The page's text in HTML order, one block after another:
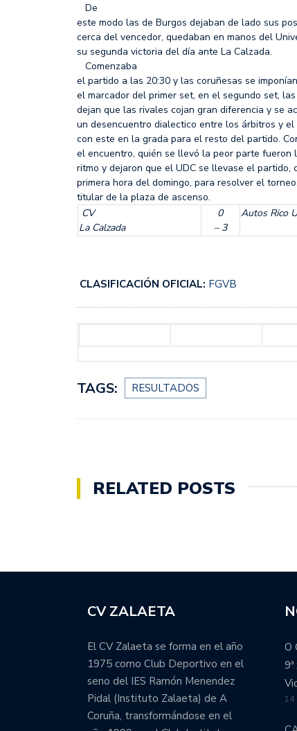
De
este modo las de Burgos dejaban de lado sus
cerca del vencedor, quedaban en manos del
su segunda victoria del día ante La Calzada.
Comenzaba
el partido a las 20:30 y las coruñesas se
el marcador del primer set, en el segundo set,
dejan que las rivales cojan gran diferencia y se
un desencuentro dialectico entre los árbitros y
con este en la grada para el resto del partido.
el encuentro, quién se llevó la peor parte fueron
ritmo y dejaron que el UDC se llevase el partido,
primera hora del domingo, para resolver el
titular de la plaza de ascenso.
CV
La Calzada
0
– 3
Autos Rico
CLASIFICACIÓN OFICIAL: FGVB
TAGS: RESULTADOS
RELATED POSTS
CV ZALAETA
El CV Zalaeta se forma en el año
1975 como Club Deportivo en el
seno del IES Ramón Menendez
Pidal (Instituto Zalaeta) de A
Coruña, transformándose en el
O
14